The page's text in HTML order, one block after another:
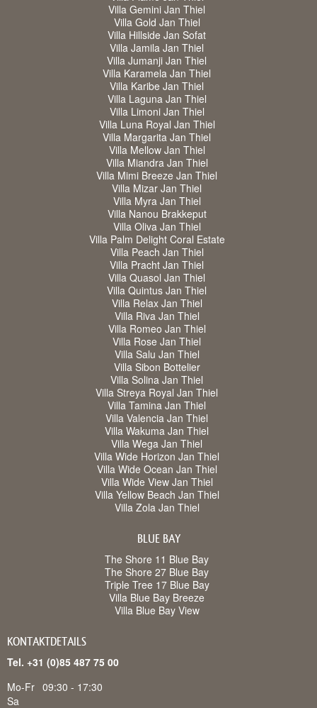
Villa Gemini Jan Thiel
Villa Gold Jan Thiel
Villa Hillside Jan Sofat
Villa Jamila Jan Thiel
Villa Jumanji Jan Thiel
Villa Karamela Jan Thiel
Villa Karibe Jan Thiel
Villa Laguna Jan Thiel
Villa Limoni Jan Thiel
Villa Luna Royal Jan Thiel
Villa Margarita Jan Thiel
Villa Mellow Jan Thiel
Villa Miandra Jan Thiel
Villa Mimi Breeze Jan Thiel
Villa Mizar Jan Thiel
Villa Myra Jan Thiel
Villa Nanou Brakkeput
Villa Oliva Jan Thiel
Villa Palm Delight Coral Estate
Villa Peach Jan Thiel
Villa Pracht Jan Thiel
Villa Quasol Jan Thiel
Villa Quintus Jan Thiel
Villa Relax Jan Thiel
Villa Riva Jan Thiel
Villa Romeo Jan Thiel
Villa Rose Jan Thiel
Villa Salu Jan Thiel
Villa Sibon Bottelier
Villa Solina Jan Thiel
Villa Streya Royal Jan Thiel
Villa Tamina Jan Thiel
Villa Valencia Jan Thiel
Villa Wakuma Jan Thiel
Villa Wega Jan Thiel
Villa Wide Horizon Jan Thiel
Villa Wide Ocean Jan Thiel
Villa Wide View Jan Thiel
Villa Yellow Beach Jan Thiel
Villa Zola Jan Thiel
BLUE BAY
The Shore 11 Blue Bay
The Shore 27 Blue Bay
Triple Tree 17 Blue Bay
Villa Blue Bay Breeze
Villa Blue Bay View
KONTAKTDETAILS
Tel. +31 (0)85 487 75 00
Mo-Fr 09:30 - 17:30
Sa